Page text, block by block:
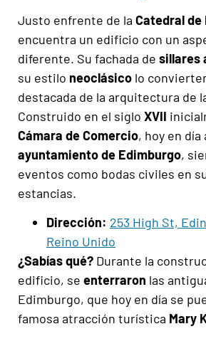
Justo enfrente de la Catedral de
encuentra un edificio con un
diferente. Su fachada de sillares
su estilo neoclásico lo
destacada de la arquitectura de
Construido en el siglo XVII
Cámara de Comercio, hoy en día
ayuntamiento de Edimburgo,
eventos como bodas civiles en
estancias.
Dirección: 253 High St,
Reino Unido
¿Sabías qué? Durante la
edificio, se enterraron las
Edimburgo, que hoy en día se
famosa atracción turística Mary